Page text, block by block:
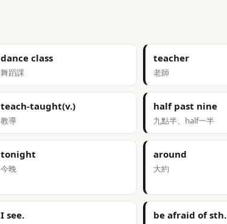
dance class
舞蹈課
teacher
老師
teach-taught(v.)
教導
half past nine
九點半、half一半
tonight
今晚
around
大約
I see. be afraid of sth.